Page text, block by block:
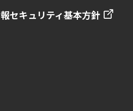
セキュリティ基本方針